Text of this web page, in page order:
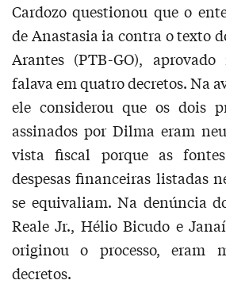
Cardozo questionou que o
de Anastasia ia contra o texto
Arantes (PTB-GO),
falava em quatro decretos. Na
ele considerou que os dois
assinados por Dilma eram
vista fiscal porque as
despesas financeiras listadas
se equivaliam. Na denúncia
Reale Jr., Hélio Bicudo e
originou o processo, eram
decretos.